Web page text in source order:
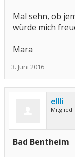
Mal sehn, ob
würde mich
Mara
3. Juni 2016
ellli
Mitglied
Bad Bentheim